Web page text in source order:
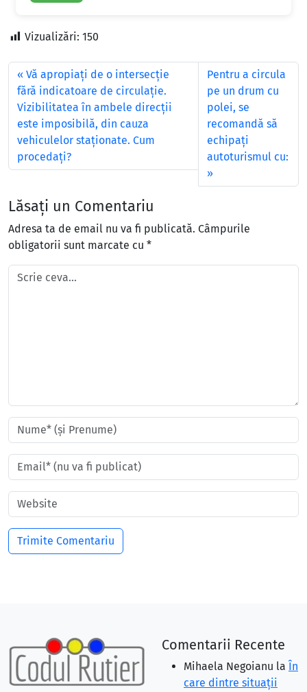
Vizualizări: 150
Vă apropiaţi de o intersecţie
fără indicatoare de circulaţie.
Vizibilitatea în ambele direcţii
este imposibilă, din cauza
vehiculelor staţionate. Cum
procedaţi?
Pentru a circula
pe un drum cu
polei, se
recomandă să
echipaţi
autoturismul cu:
Lăsați un Comentariu
Adresa ta de email nu va fi publicată. Câmpurile
obligatorii sunt marcate cu *
Comentarii Recente
Mihaela Negoianu la În
care dintre situaţii